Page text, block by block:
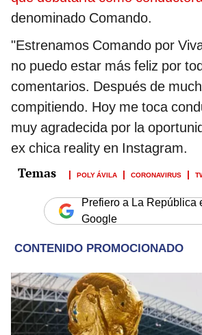
denominado Comando.
"Estrenamos Comando por
no puedo estar más feliz por
comentarios. Después de
compitiendo. Hoy me toca
muy agradecida por la
ex chica reality en Instagram.
POLY ÁVILA CORONAVIRUS
Prefiero a La República
Google